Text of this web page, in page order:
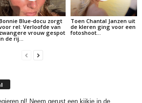
Blue-docu zorgt
rel: Verloofde van
zwangere vrouw gespot
de rij…
Toen Chantal Janzen uit
de kleren ging voor een
fotoshoot…
Neem gerust een kijkje in de